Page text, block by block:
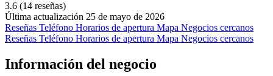
3.6 (14 reseñas)
Última actualización 25 de mayo de 2026
Reseñas Teléfono Horarios de apertura Mapa Negocios cercanos
Reseñas Teléfono Horarios de apertura Mapa Negocios cercanos
Información del negocio